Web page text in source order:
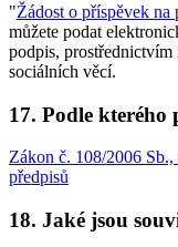
"Žádost o příspěvek na
můžete podat
podpis, prostřednictvím
sociálních věcí.
17. Podle kterého
Zákon č. 108/2006
předpisů
18. Jaké jsou